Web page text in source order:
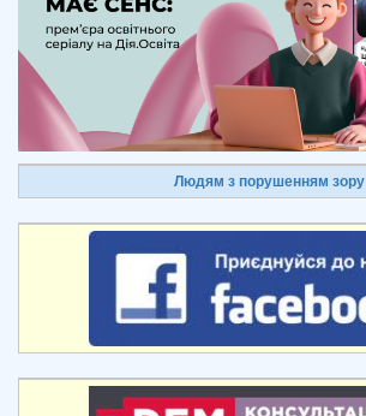
Людям з порушенням зору